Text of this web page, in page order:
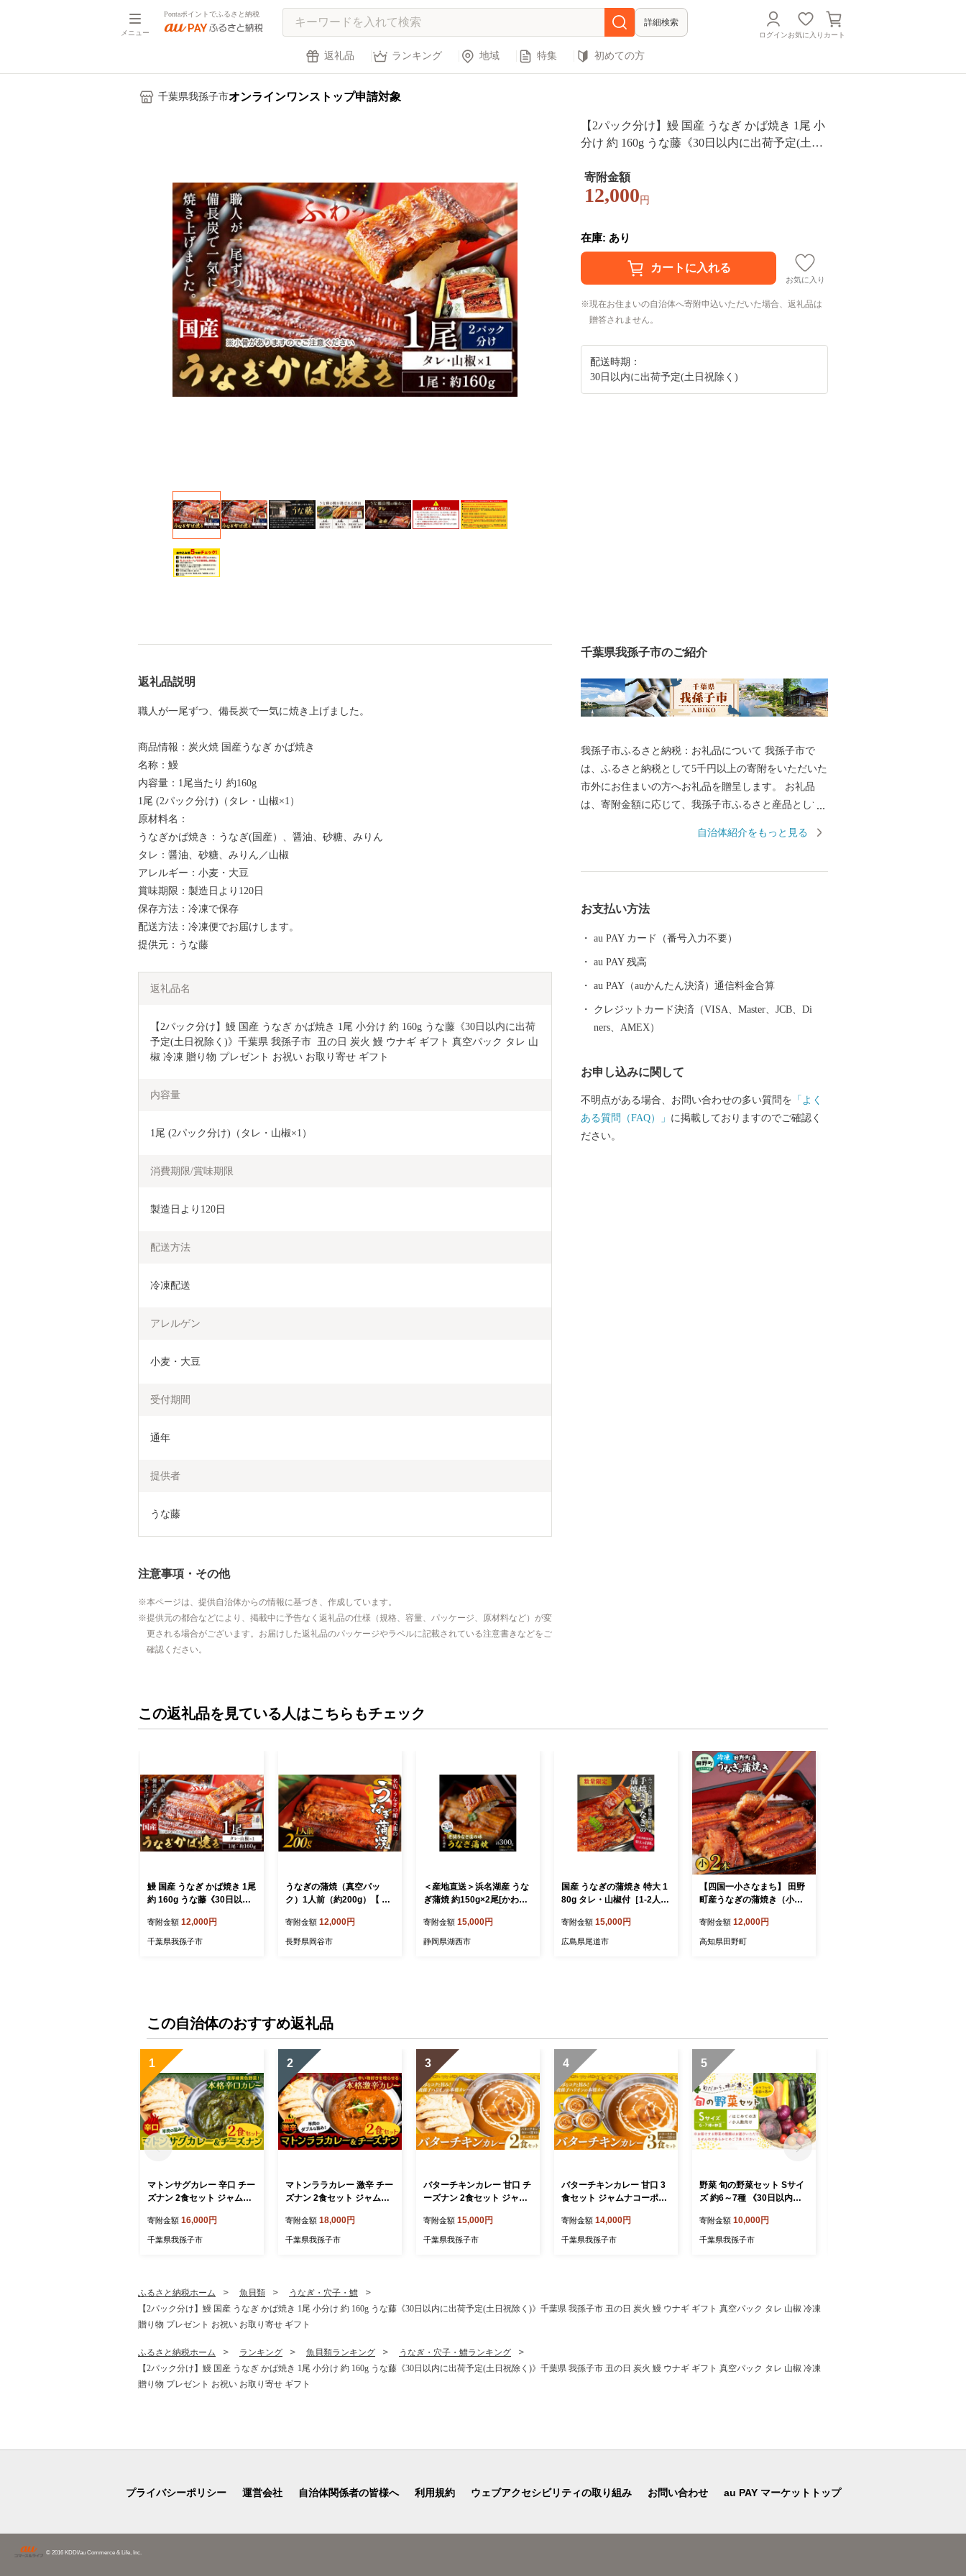
メニュー
Pontaポイントでふるさと納税
詳細検索
ログインお気に入り カート
返礼品 ランキング 地域 特集 初めての方
千葉県我孫子市オンラインワンストップ申請対象
【2パック分け】鰻 国産 うなぎ かば焼き 1尾 小
分け 約 160g うな藤《30日以内に出荷予定(土日
ギ ギフト 真空パック タレ 山椒 冷凍 贈り物 プ
レゼント お祝い お取り寄せ ギフト
寄附金額
12,000 円
在庫: あり
お気に入り
現在お住まいの自治体へ寄附申込いただいた場合、返礼品は
贈答されません。
配送時期：
30日以内に出荷予定(土日祝除く)
返礼品説明
職人が一尾ずつ、備長炭で一気に焼き上げました。
商品情報：炭火焼 国産うなぎ かば焼き
名称：鰻
内容量：1尾当たり 約160g
1尾 (2パック分け)（タレ・山椒×1）
原材料名：
うなぎかば焼き：うなぎ(国産）、醤油、砂糖、みりん
タレ：醤油、砂糖、みりん／山椒
アレルギー：小麦・大豆
賞味期限：製造日より120日
保存方法：冷凍で保存
配送方法：冷凍便でお届けします。
提供元：うな藤
返礼品名
【2パック分け】鰻 国産 うなぎ かば焼き 1尾 小分け 約 160g うな藤《30日以内に出荷
予定(土日祝除く)》千葉県 我孫子市  丑の日 炭火 鰻 ウナギ ギフト 真空パック タレ 山
椒 冷凍 贈り物 プレゼント お祝い お取り寄せ ギフト
内容量
1尾 (2パック分け)（タレ・山椒×1）
消費期限/賞味期限
製造日より120日
配送方法
冷凍配送
アレルゲン
小麦・大豆
受付期間
通年
提供者
うな藤
注意事項・その他
本ページは、提供自治体からの情報に基づき、作成しています。
提供元の都合などにより、掲載中に予告なく返礼品の仕様（規格、容量、パッケージ、原材料など）が変
更される場合がございます。お届けした返礼品のパッケージやラベルに記載されている注意書きなどをご
確認ください。
千葉県我孫子市のご紹介
我孫子市ふるさと納税：お礼品について 我孫子市で
は、ふるさと納税として5千円以上の寄附をいただいた
市外にお住まいの方へお礼品を贈呈します。 お礼品
は、寄附金額に応じて、我孫子市ふるさと産品として
ある方が福祉施設で作った品などを取り揃えていま
お礼品のお届けには1～2ヶ月程度かかることがありま
す。 ・お礼品の写真はイメージです。
自治体紹介をもっと見る
お支払い方法
au PAY カード（番号入力不要）
au PAY 残高
au PAY（auかんたん決済）通信料金合算
クレジットカード決済（VISA、Master、JCB、Di
ners、AMEX）
お申し込みに関して
不明点がある場合、お問い合わせの多い質問を 「よく
ある質問（FAQ）」 に掲載しておりますのでご確認く
ださい。
この返礼品を見ている人はこちらもチェック
鰻 国産 うなぎ かば焼き 1尾
約 160g うな藤《30日以内
葉県 我孫子市 丑の日 炭火
鰻 ウナギ ギフト 真空パッ
寄附金額 12,000円
千葉県我孫子市
うなぎの蒲焼（真空パッ
ク）1人前（約200g）【 1
付き カット 冷蔵 真空パッ
ク 丑の日 個包装 小分け た
寄附金額 12,000円
長野県岡谷市
＜産地直送＞浜名湖産 うな
ぎ蒲焼 約150g×2尾[かわべ
ウナギ 蒲焼き 蒲焼 かば焼
き 浜名湖 タレ 山椒 真空パ
寄附金額 15,000円
静岡県湖西市
国産 うなぎの蒲焼き 特大 1
80g タレ・山椒付［1-2人
焼き うな重 丑の日 食品 人
気 おすすめ 広島県 尾道
寄附金額 15,000円
広島県尾道市
【四国一小さなまち】 田野
町産うなぎの蒲焼き（小）
ぎ 鰻 ウナギ 蒲焼き かば焼
き 無頭 おいしい 国産 お取
寄附金額 12,000円
高知県田野町
この自治体のおすすめ返礼品
1
マトンサグカレー 辛口 チー
ズナン 2食セット ジャムナ
《30日以内に出荷予定(土日
祝除く)》千葉県 我孫子市
寄附金額 16,000円
千葉県我孫子市
2
マトンララカレー 激辛 チー
ズナン 2食セット ジャムナ
《30日以内に出荷予定(土日
祝除く)》千葉県 我孫子市
寄附金額 18,000円
千葉県我孫子市
3
バターチキンカレー 甘口 チ
ーズナン 2食セット ジャム
社 《30日以内に出荷予定
(土日祝除く)》千葉県 我孫
寄附金額 15,000円
千葉県我孫子市
4
バターチキンカレー 甘口 3
食セット ジャムナコーポレ
内に出荷予定(土日祝除く)》
千葉県 我孫子市 カレー ス
寄附金額 14,000円
千葉県我孫子市
5
野菜 旬の野菜セット Sサイ
ズ 約6～7種 《30日以内に
ジLIFE!! 【配送不可地域あ
り】（沖縄・離島） 季節の
寄附金額 10,000円
千葉県我孫子市
ふるさと納税ホーム 魚貝類
うなぎ・穴子・鱧
【2パック分け】鰻 国産 うなぎ かば焼き 1尾 小分け 約 160g うな藤《30日以内に出荷予定(土日祝除く)》千葉県 我孫子市 丑の日 炭火 鰻 ウナギ ギフト 真空パック タレ 山椒 冷凍
贈り物 プレゼント お祝い お取り寄せ ギフト
ふるさと納税ホーム ランキング 魚貝類ランキング
うなぎ・穴子・鱧ランキング
【2パック分け】鰻 国産 うなぎ かば焼き 1尾 小分け 約 160g うな藤《30日以内に出荷予定(土日祝除く)》千葉県 我孫子市 丑の日 炭火 鰻 ウナギ ギフト 真空パック タレ 山椒 冷凍
贈り物 プレゼント お祝い お取り寄せ ギフト
プライバシーポリシー 運営会社 自治体関係者の皆様へ 利用規約 ウェブアクセシビリティの取り組み お問い合わせ au PAY マーケットトップ
© 2016 KDDI/au Commerce & Life, Inc.